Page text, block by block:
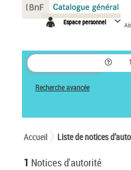
Espace personnel
Recherche avancée
Accueil Liste de notices
1 Notices d'autorité
Panneau de gestion des cookies